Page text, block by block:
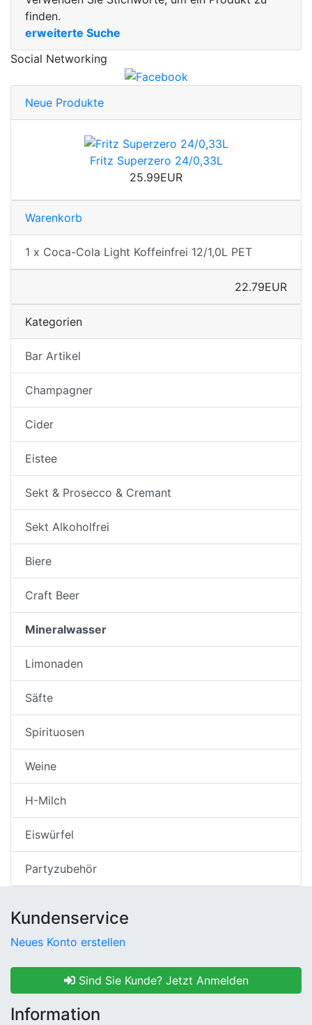
finden.
erweiterte Suche
Social Networking
Neue Produkte
Fritz Superzero 24/0,33L
25.99EUR
Warenkorb
1 x Coca-Cola Light Koffeinfrei 12/1,0L PET
22.79EUR
Kategorien
Bar Artikel
Champagner
Cider
Eistee
Sekt & Prosecco & Cremant
Sekt Alkoholfrei
Biere
Craft Beer
Mineralwasser
Limonaden
Säfte
Spirituosen
Weine
H-Milch
Eiswürfel
Partyzubehör
Kundenservice
Neues Konto erstellen
Sind Sie Kunde? Jetzt Anmelden
Information